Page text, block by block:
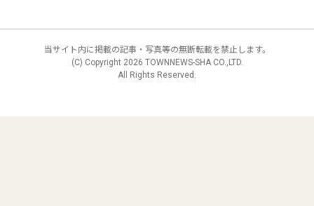
当サイト内に掲載の記事・写真等の無断転載を禁止します。
(C) Copyright 2026 TOWNNEWS-SHA CO.,LTD.
All Rights Reserved.